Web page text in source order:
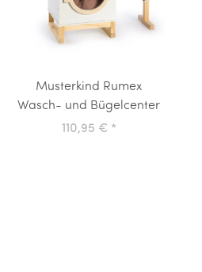
Musterkind Rumex
Wasch- und Bügelcenter
110,95 € *